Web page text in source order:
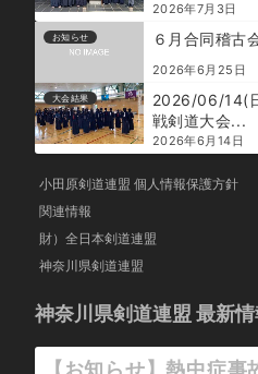
2026年7月3日
お知らせ ６月合同稽古
2026年6月25日
大会結果
2026/06/14(
戦剣道大会...
2026年6月14日
小田原剣道連盟 個人情報保護方針
関連情報
財）全日本剣道連盟
神奈川県剣道連盟
神奈川県剣道連盟 最新
【お知らせ】熱中症